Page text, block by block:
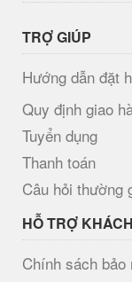
TRỢ GIÚP
Hướng dẫn đặt
Quy định giao
Tuyển dụng
Thanh toán
Câu hỏi thường
HỖ TRỢ
Chính sách bảo